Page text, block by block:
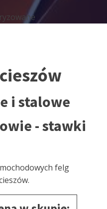
i stalowe
- stawki
felg